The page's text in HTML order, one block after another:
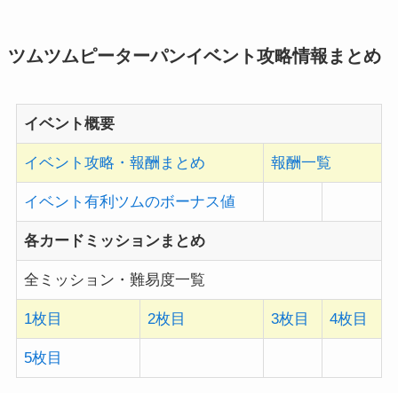
ツムツムピーターパンイベント攻略情報まとめ
イベント概要
イベント攻略・報酬まとめ 報酬一覧
イベント有利ツムのボーナス値
各カードミッションまとめ
全ミッション・難易度一覧
1枚目 2枚目 3枚目 4枚目
5枚目